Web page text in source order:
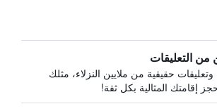
من التعليقات
وتعليقات حقيقية من ملايين النزلاء، مثلك
إقامتك المثالية بكل ثقة!